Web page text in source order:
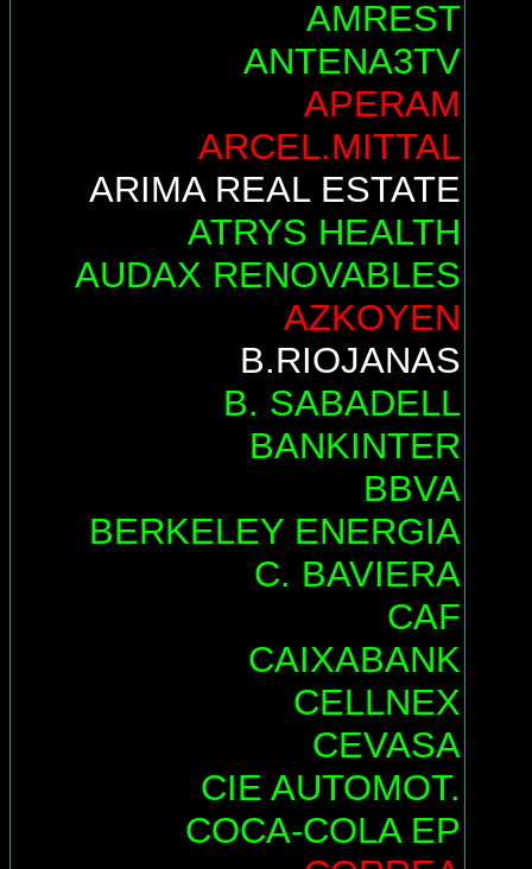
AMREST
ANTENA3TV
APERAM
ARCEL.MITTAL
ARIMA REAL ESTATE
ATRYS HEALTH
AUDAX RENOVABLES
AZKOYEN
B.RIOJANAS
B. SABADELL
BANKINTER
BBVA
BERKELEY ENERGIA
C. BAVIERA
CAF
CAIXABANK
CELLNEX
CEVASA
CIE AUTOMOT.
COCA-COLA EP